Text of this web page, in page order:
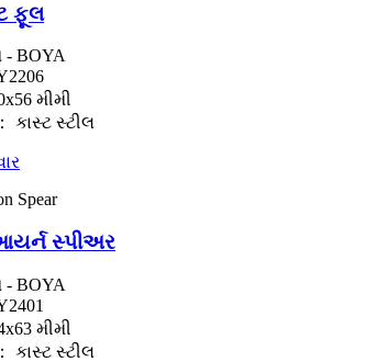
ફૂલ
- BOYA
મીમી
કાસ્ટ સ્ટીલ
સ્પીઅર
- BOYA
મીમી
કાસ્ટ સ્ટીલ